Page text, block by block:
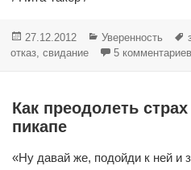
Опубликовано
27.12.2012 Рубрики
Уверенность
отказ свидание 5 комментариев
Как преодолеть
пикапе
«Ну давай же, подойди к ней и